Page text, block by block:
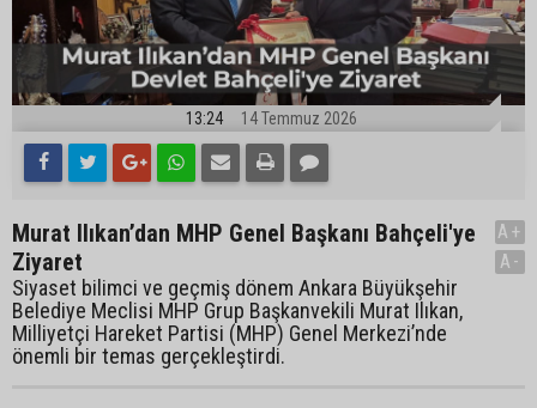
13:24 14 Temmuz 2026
Murat Ilıkan’dan MHP Genel Başkanı Bahçeli'ye
Ziyaret
Siyaset bilimci ve geçmiş dönem Ankara Büyükşehir
Belediye Meclisi MHP Grup Başkanvekili Murat Ilıkan,
Milliyetçi Hareket Partisi (MHP) Genel Merkezi’nde
önemli bir temas gerçekleştirdi.
A+
A-